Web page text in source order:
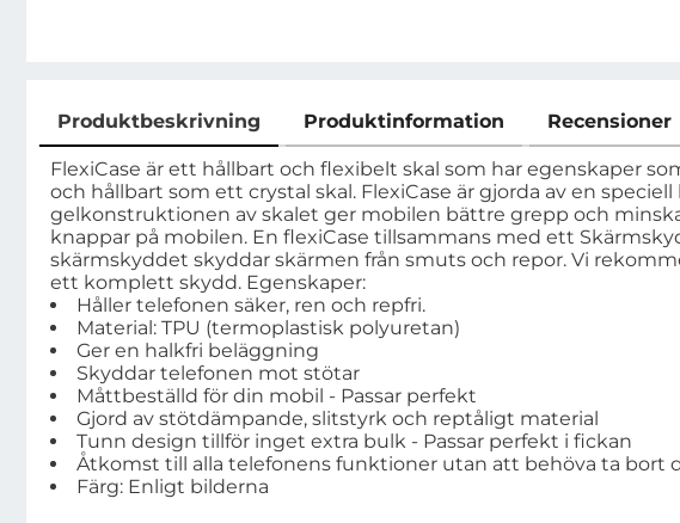
Produktbeskrivning Produktinformation Recensioner
Produktbeskrivning
FlexiCase är ett hållbart och flexibelt skal som har egenskaper
och hållbart som ett crystal skal. FlexiCase är gjorda av en
gelkonstruktionen av skalet ger mobilen bättre grepp och
knappar på mobilen. En flexiCase tillsammans med ett
skärmskyddet skyddar skärmen från smuts och repor. Vi
ett komplett skydd. Egenskaper:
Håller telefonen säker, ren och repfri.
Material: TPU (termoplastisk polyuretan)
Ger en halkfri beläggning
Skyddar telefonen mot stötar
Måttbeställd för din mobil - Passar perfekt
Gjord av stötdämpande, slitstyrk och reptåligt material
Tunn design tillför inget extra bulk - Passar perfekt i fickan
Åtkomst till alla telefonens funktioner utan att behöva ta bort
Färg: Enligt bilderna